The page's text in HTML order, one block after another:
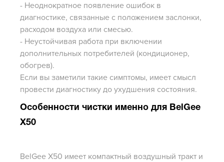
- Неоднократное появление ошибок в
диагностике, связанные с положением заслонки,
расходом воздуха или смесью.
- Неустойчивая работа при включении
дополнительных потребителей (кондиционер,
обогрев).
Если вы заметили такие симптомы, имеет смысл
провести диагностику до ухудшения состояния.
Особенности чистки именно для BelGee
X50
BelGee X50 имеет компактный воздушный тракт и